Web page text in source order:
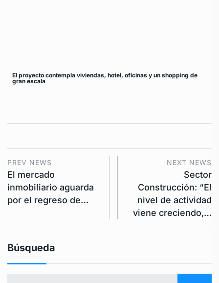
El proyecto contempla viviendas, hotel, oficinas y un shopping de
gran escala
PREV NEWS
El mercado
inmobiliario aguarda
por el regreso de…
NEXT NEWS
Sector
Construcción: “El
nivel de actividad
viene creciendo,…
Búsqueda